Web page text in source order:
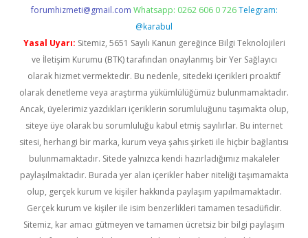
forumhizmeti@gmail.com Whatsapp: 0262 606 0 726 Telegram:
@karabul
Yasal Uyarı: Sitemiz, 5651 Sayılı Kanun gereğince Bilgi Teknolojileri
ve İletişim Kurumu (BTK) tarafından onaylanmış bir Yer Sağlayıcı
olarak hizmet vermektedir. Bu nedenle, sitedeki içerikleri proaktif
olarak denetleme veya araştırma yükümlülüğümüz bulunmamaktadır.
Ancak, üyelerimiz yazdıkları içeriklerin sorumluluğunu taşımakta olup,
siteye üye olarak bu sorumluluğu kabul etmiş sayılırlar. Bu internet
sitesi, herhangi bir marka, kurum veya şahıs şirketi ile hiçbir bağlantısı
bulunmamaktadır. Sitede yalnızca kendi hazırladığımız makaleler
paylaşılmaktadır. Burada yer alan içerikler haber niteliği taşımamakta
olup, gerçek kurum ve kişiler hakkında paylaşım yapılmamaktadır.
Gerçek kurum ve kişiler ile isim benzerlikleri tamamen tesadüfidir.
Sitemiz, kar amacı gütmeyen ve tamamen ücretsiz bir bilgi paylaşım